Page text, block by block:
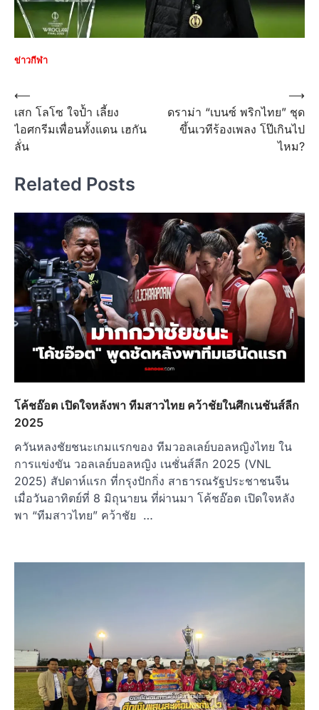
ข่าวกีฬา
Post
navigation
⟵
เสก โลโซ ใจป้ำ เลี้ยง
ไอศกรีมเพื่อนทั้งแดน เฮกัน
ลั่น
ดราม่า “เบนซ์ พริกไทย” ชุด
ขึ้นเวทีร้องเพลง โป๊เกินไป
ไหม?
⟶
Related Posts
โค้ชอ๊อต เปิดใจหลังพา ทีมสาวไทย คว้าชัยในศึกเนชันส์ลีก
2025
ควันหลงชัยชนะเกมแรกของ ทีมวอลเลย์บอลหญิงไทย ใน
การแข่งขัน วอลเลย์บอลหญิง เนชั่นส์ลีก 2025 (VNL
2025) สัปดาห์แรก ที่กรุงปักกิ่ง สาธารณรัฐประชาชนจีน
เมื่อวันอาทิตย์ที่ 8 มิถุนายน ที่ผ่านมา โค้ชอ๊อต เปิดใจหลัง
พา “ทีมสาวไทย” คว้าชัย …